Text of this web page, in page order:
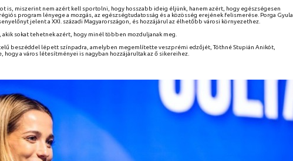
is, miszerint nem azért kell sportolni, hogy hosszabb ideig éljünk, hanem azért, hogy egészségesen
program lényege a mozgás, az egészségtudatosság és a közösség erejének felismerése. Porga Gyula
jelent a XXI. századi Magyarországon, és hozzájárul az élhetőbb városi környezethez.
sokat tehetnek azért, hogy minél többen mozduljanak meg.
beszéddel lépett színpadra, amelyben megemlítette veszprémi edzőjét, Tóthné Stupián Anikót,
a város létesítményei is nagyban hozzájárultak az ő sikereihez.